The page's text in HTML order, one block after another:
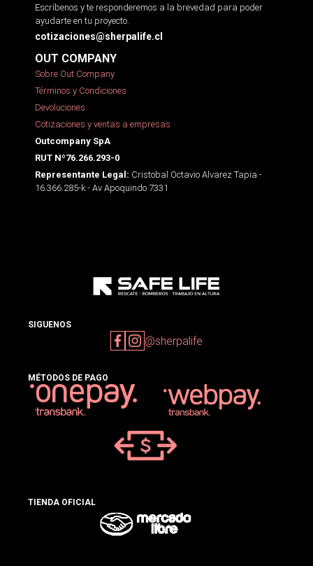
Escríbenos y te responderemos a la brevedad para poder
ayudarte en tu proyecto.
cotizaciones@sherpalife.cl
OUT COMPANY
Sobre Out Company
Términos y Condiciones
Devoluciones
Cotizaciones y ventas a empresas
Outcompany SpA
RUT Nº76.266.293-0
Representante Legal: Cristobal Octavio Alvarez Tapia -
16.366.285-k - Av Apoquindo 7331
SIGUENOS
@sherpalife
MÉTODOS DE PAGO
TIENDA OFICIAL